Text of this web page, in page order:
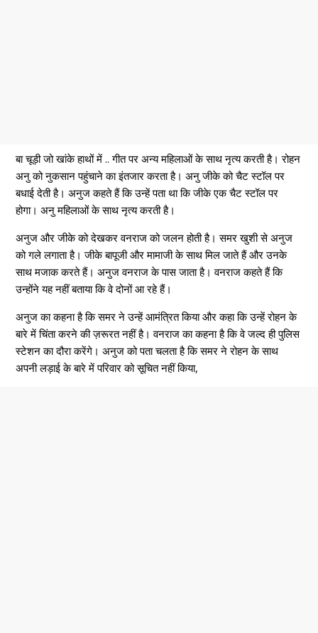
बा चूड़ी जो खांके हाथों में .. गीत पर अन्य महिलाओं के साथ नृत्य करती है। रोहन
अनु को नुकसान पहुंचाने का इंतजार करता है। अनु जीके को चैट स्टॉल पर
बधाई देती है। अनुज कहते हैं कि उन्हें पता था कि जीके एक चैट स्टॉल पर
होगा। अनु महिलाओं के साथ नृत्य करती है।
अनुज और जीके को देखकर वनराज को जलन होती है। समर खुशी से अनुज
को गले लगाता है। जीके बापूजी और मामाजी के साथ मिल जाते हैं और उनके
साथ मजाक करते हैं। अनुज वनराज के पास जाता है। वनराज कहते हैं कि
उन्होंने यह नहीं बताया कि वे दोनों आ रहे हैं।
अनुज का कहना है कि समर ने उन्हें आमंत्रित किया और कहा कि उन्हें रोहन के
बारे में चिंता करने की ज़रूरत नहीं है। वनराज का कहना है कि वे जल्द ही पुलिस
स्टेशन का दौरा करेंगे। अनुज को पता चलता है कि समर ने रोहन के साथ
अपनी लड़ाई के बारे में परिवार को सूचित नहीं किया,